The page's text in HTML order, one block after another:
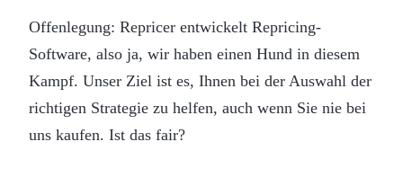
Offenlegung: Repricer entwickelt Repricing-
Software, also ja, wir haben einen Hund in diesem
Kampf. Unser Ziel ist es, Ihnen bei der Auswahl der
richtigen Strategie zu helfen, auch wenn Sie nie bei
uns kaufen. Ist das fair?